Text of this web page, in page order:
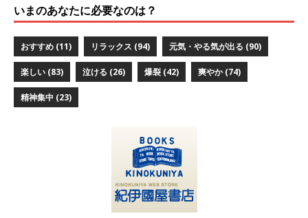
いまのあなたに必要なのは？
おすすめ (11) リラックス (94) 元気・やる気が出る (90)
楽しい (83) 泣ける (26) 爆裂 (42) 爽やか(74)
精神集中 (23)